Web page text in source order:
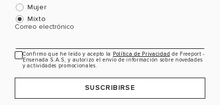
Mujer
Mixto
Correo electrónico
Confirmo que he leído y acepto la Política de Privacidad de Freeport -
Ensenada S.A.S, y autorizo el envío de información sobre novedades
y actividades promocionales.
SUSCRIBIRSE